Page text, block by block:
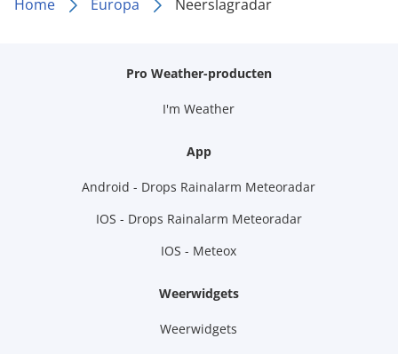
Home Europa Neerslagradar
Pro Weather-producten
I'm Weather
App
Android - Drops Rainalarm Meteoradar
IOS - Drops Rainalarm Meteoradar
IOS - Meteox
Weerwidgets
Weerwidgets